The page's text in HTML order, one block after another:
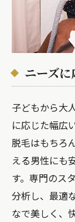
ニーズ
子どもから大
に応じた幅広
脱毛はもちろ
える男性にも
す。専門のス
分析し、最適
なで美しく、